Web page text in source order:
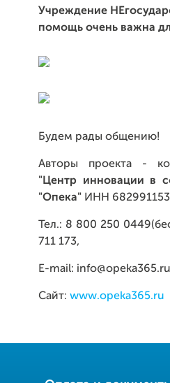
Учреждение
помощь очень важна
Будем рады общению!
Авторы проекта -
"Центр инновации в
"Опека" ИНН
Тел.: 8 800 250
711 173,
E-mail: info@opeka365.ru
Cайт: www.opeka365.ru